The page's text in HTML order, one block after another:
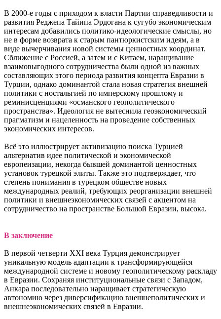
В 2000-е годы с приходом к власти Партии справедливости и
развития Реджепа Тайипа Эрдогана к сугубо экономическим
интересам добавились политико-идеологические смыслы, но
не в форме возврата к старым пантюркистским идеям, а в
виде вычерчивания новой системы ценностных координат.
Сближение с Россией, а затем и с Китаем, наращивание
взаимовыгодного сотрудничества были одной из важных
составляющих этого периода развития концепта Евразии в
Турции, однако доминантой стала новая стратегия внешней
политики с ностальгией по имперскому прошлому и
реминисценциями «османского геополитического
пространства». Идеология не вытеснила геоэкономический
прагматизм и нацеленность на проведение собственных
экономических интересов.
Всё это иллюстрирует активизацию поиска Турцией
альтернатив идее политической и экономической
европеизации, некогда бывшей доминантой ценностных
установок турецкой элиты. Также это подтверждает, что
степень понимания в турецком обществе новых
международных реалий, требующих реорганизации внешней
политики и внешнеэкономических связей с акцентом на
сотрудничество на пространстве Большой Евразии, высока.
В заключение
В первой четверти XXI века Турция демонстрирует
уникальную модель адаптации к трансформирующейся
международной системе и новому геополитическому раскладу
в Евразии. Сохраняя институциональные связи с Западом,
Анкара последовательно наращивает стратегическую
автономию через диверсификацию внешнеполитических и
внешнеэкономических связей в Евразии.